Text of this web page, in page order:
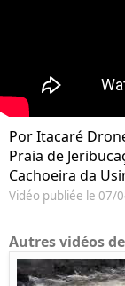
Por Itacaré
Praia de
Cachoeira da
Vidéo publiée le 07/
Autres vidéos